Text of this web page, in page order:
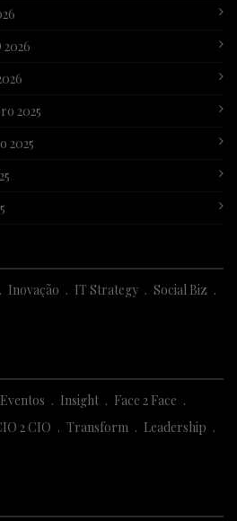
2025
2025
Inovação IT Strategy
Social Biz
Eventos Insight
Face 2 Face
2 CIO Transform
Leadership